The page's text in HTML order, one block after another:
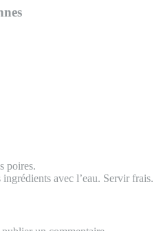
poires.
avec l’eau. Servir frais.